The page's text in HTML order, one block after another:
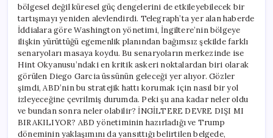
bölgesel değil küresel güç dengelerini de etkileyebilecek bir
tartışmayı yeniden alevlendirdi. Telegraph’ta yer alan haberde
İddialara göre Washington yönetimi, İngiltere’nin bölgeye
ilişkin yürüttüğü egemenlik planından bağımsız şekilde farklı
senaryoları masaya koydu. Bu senaryoların merkezinde ise
Hint Okyanusu’ndaki en kritik askeri noktalardan biri olarak
görülen Diego Garcia üssünün geleceği yer alıyor. Gözler
şimdi, ABD’nin bu stratejik hattı korumak için nasıl bir yol
izleyeceğine çevrilmiş durumda. Peki şu ana kadar neler oldu
ve bundan sonra neler olabilir? İNGİLTERE DEVRE DIŞI MI
BIRAKILIYOR? ABD yönetiminin hazırladığı ve Trump
döneminin yaklaşımını da yansıttığı belirtilen belgede,